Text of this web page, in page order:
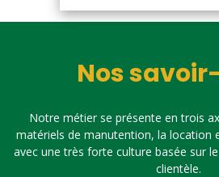
Nos
Notre métier se présente en trois
matériels de manutention, la location
avec une très forte culture basée sur
clientèle.